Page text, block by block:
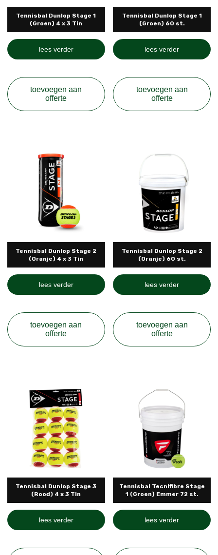
Tennisbal Dunlop Stage 1
(Groen) 4 x 3 Tin
lees verder
toevoegen aan
offerte
Tennisbal Dunlop Stage 1
(Groen) 60 st.
lees verder
toevoegen aan
offerte
Tennisbal Dunlop Stage 2
(Oranje) 4 x 3 Tin
lees verder
toevoegen aan
offerte
Tennisbal Dunlop Stage 2
(Oranje) 60 st.
lees verder
toevoegen aan
offerte
Tennisbal Dunlop Stage 3
(Rood) 4 x 3 Tin
lees verder
Tennisbal Tecnifibre Stage
1 (Groen) Emmer 72 st.
lees verder